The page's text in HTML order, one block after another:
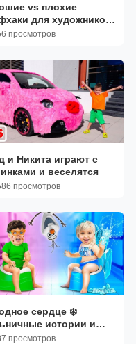
vs плохие
для художников
просмотров
и Никита играют с
и веселятся
просмотров
сердце ❄️
истории и
| 123GO
просмотров